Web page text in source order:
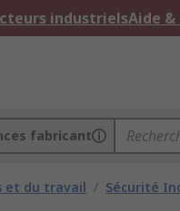
industrielsAide
fabricant
et du travail / Sécurité